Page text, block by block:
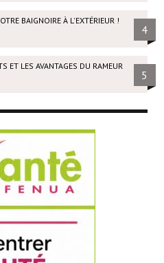
BAIGNOIRE À L'EXTÉRIEUR !
4
ET LES AVANTAGES DU RAMEUR
5